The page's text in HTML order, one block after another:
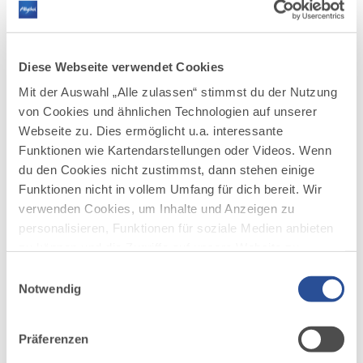
Diese Webseite verwendet Cookies
Mit der Auswahl „Alle zulassen“ stimmst du der Nutzung
von Cookies und ähnlichen Technologien auf unserer
Webseite zu. Dies ermöglicht u.a. interessante
Funktionen wie Kartendarstellungen oder Videos. Wenn
du den Cookies nicht zustimmst, dann stehen einige
Funktionen nicht in vollem Umfang für dich bereit. Wir
verwenden Cookies, um Inhalte und Anzeigen zu
personalisieren, Funktionen für soziale Medien anbieten
deiner Verwendung unserer Website an unsere Partner
möglicherweise mit weiteren Daten zusammen, die du
Notwendig
Präferenzen
TOUR
Jungholzer Dorfrunde
©
Einmal Jungholz umrunden.
7,5 km 1:50 h
221 m schwer
2
Rehbach-Runde
©
dazu